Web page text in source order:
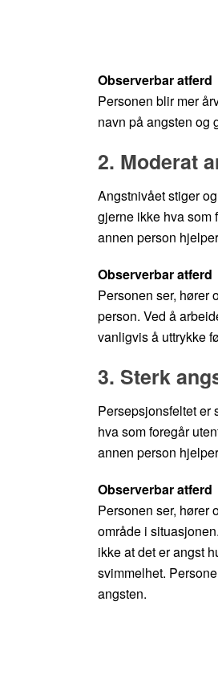
Observerbar atferd
Personen blir mer
navn på angsten og
2. Moderat
Angstnivået stiger
gjerne ikke hva som
annen person
Observerbar atferd
Personen ser, hører
person. Ved å
vanligvis å uttrykke
3. Sterk
Persepsjonsfeltet er
hva som foregår
annen person
Observerbar atferd
Personen ser, hører
område i
ikke at det er angst
svimmelhet.
angsten.